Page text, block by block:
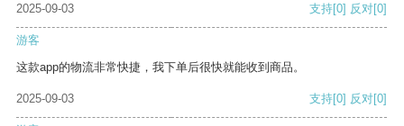
2025-09-03 支持[0] 反对[0]
游客
这款app的物流非常快捷，我下单后很快就能收到商品。
2025-09-03 支持[0] 反对[0]